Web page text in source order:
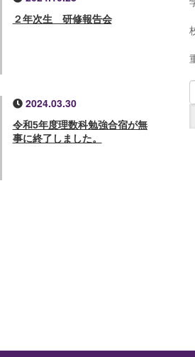
２年次生 研修報告会
2024.03.30
令和5年度理数科勉強合宿が無
事に終了しました。